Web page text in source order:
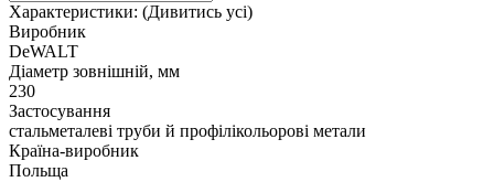
Характеристики: (Дивитись усі)
Виробник
DeWALT
Діаметр зовнішній, мм
230
Застосування
стальметалеві труби й профілікольорові метали
Країна-виробник
Польща